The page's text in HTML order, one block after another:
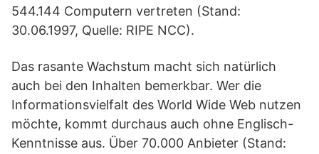
544.144 Computern vertreten (Stand:
30.06.1997, Quelle: RIPE NCC).
Das rasante Wachstum macht sich natürlich
auch bei den Inhalten bemerkbar. Wer die
Informationsvielfalt des World Wide Web nutzen
möchte, kommt durchaus auch ohne Englisch-
Kenntnisse aus. Über 70.000 Anbieter (Stand: